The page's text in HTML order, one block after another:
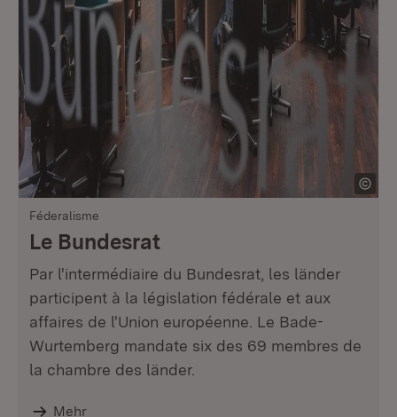
Féderalisme
Le Bundesrat
Par l'intermédiaire du Bundesrat, les länder
participent à la législation fédérale et aux
affaires de l'Union européenne. Le Bade-
Wurtemberg mandate six des 69 membres de
la chambre des länder.
Mehr